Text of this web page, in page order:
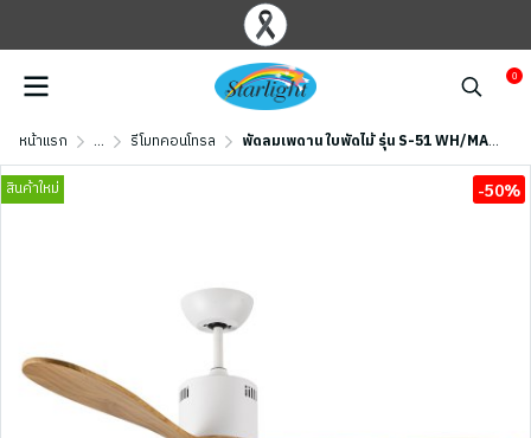
0
หน้าแรก ... รีโมทคอนโทรล พัดลมเพดาน ใบพัดไม้ รุ่น S-51 WH/MAPLE ขนาด 52 นิ้ว สีขาว/เมเปิ้ล
สินค้าใหม่ -50%